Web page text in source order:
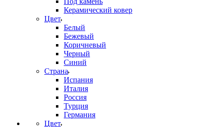
Керамический ковер
Цвет
Белый
Бежевый
Коричневый
Черный
Синий
Страна
Испания
Италия
Россия
Турция
Германия
Цвет